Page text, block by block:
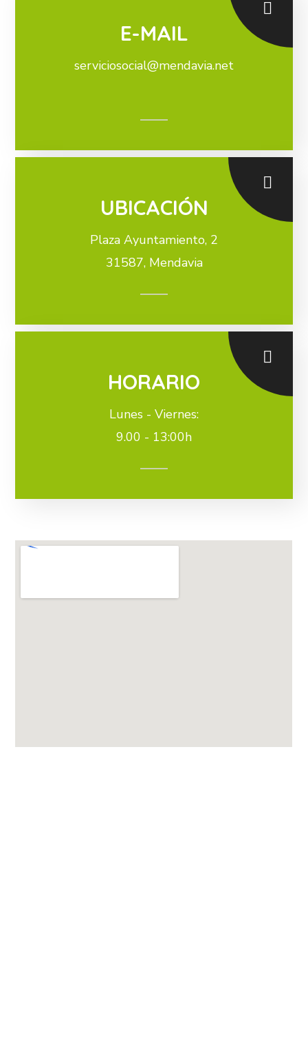
E-MAIL
serviciosocial@mendavia.net
UBICACIÓN
Plaza Ayuntamiento, 2
31587, Mendavia
HORARIO
Lunes - Viernes:
9.00 - 13:00h